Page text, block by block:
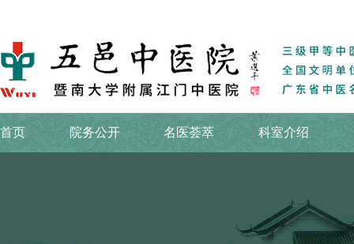
首页 院务公开 名医荟萃 科室介绍